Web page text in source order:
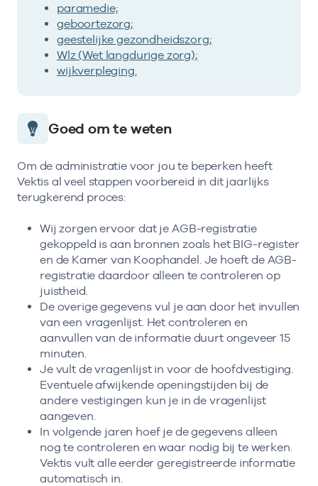
paramedie;
geboortezorg;
geestelijke gezondheidszorg;
Wlz (Wet langdurige zorg);
wijkverpleging.
Goed om te weten
Om de administratie voor jou te beperken heeft
Vektis al veel stappen voorbereid in dit jaarlijks
terugkerend proces:
Wij zorgen ervoor dat je AGB-registratie
gekoppeld is aan bronnen zoals het BIG-register
en de Kamer van Koophandel. Je hoeft de AGB-
registratie daardoor alleen te controleren op
juistheid.
De overige gegevens vul je aan door het invullen
van een vragenlijst. Het controleren en
aanvullen van de informatie duurt ongeveer 15
minuten.
Je vult de vragenlijst in voor de hoofdvestiging.
Eventuele afwijkende openingstijden bij de
andere vestigingen kun je in de vragenlijst
aangeven.
In volgende jaren hoef je de gegevens alleen
nog te controleren en waar nodig bij te werken.
Vektis vult alle eerder geregistreerde informatie
automatisch in.